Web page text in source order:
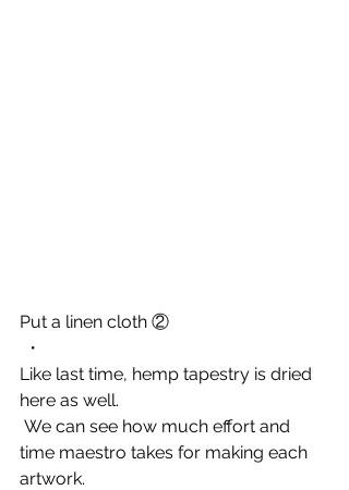
Put a linen cloth ②
・
Like last time, hemp tapestry is dried
here as well.
time maestro takes for making each
artwork.